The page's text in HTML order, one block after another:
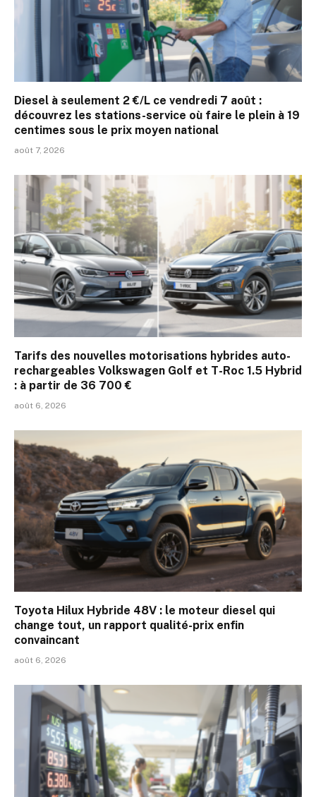
Diesel à seulement 2 €/L ce vendredi 7 août :
découvrez les stations-service où faire le plein à 19
centimes sous le prix moyen national
août 7, 2026
Tarifs des nouvelles motorisations hybrides auto-
rechargeables Volkswagen Golf et T-Roc 1.5 Hybrid
: à partir de 36 700 €
août 6, 2026
Toyota Hilux Hybride 48V : le moteur diesel qui
change tout, un rapport qualité-prix enfin
convaincant
août 6, 2026